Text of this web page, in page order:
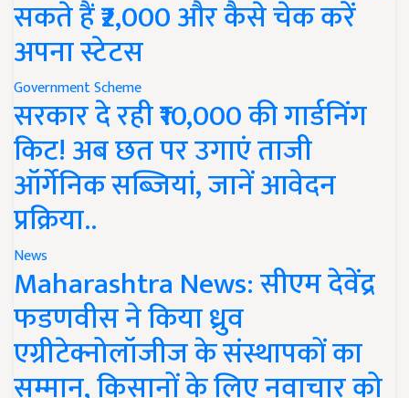
सकते हैं ₹2,000 और कैसे चेक करें
अपना स्टेटस
Government Scheme
सरकार दे रही ₹10,000 की गार्डनिंग
किट! अब छत पर उगाएं ताजी
ऑर्गेनिक सब्जियां, जानें आवेदन
प्रक्रिया..
News
Maharashtra News: सीएम देवेंद्र
फडणवीस ने किया ध्रुव
एग्रीटेक्नोलॉजीज के संस्थापकों का
सम्मान, किसानों के लिए नवाचार को